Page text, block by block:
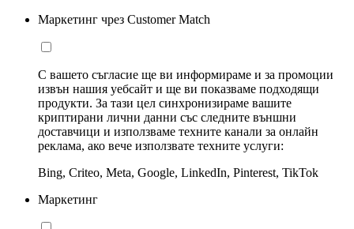
Маркетинг чрез Customer Match
С вашето съгласие ще ви информираме и за промоции
извън нашия уебсайт и ще ви показваме подходящи
продукти. За тази цел синхронизираме вашите
криптирани лични данни със следните външни
доставчици и използваме техните канали за онлайн
реклама, ако вече използвате техните услуги:
Bing, Criteo, Meta, Google, LinkedIn, Pinterest, TikTok
Маркетинг